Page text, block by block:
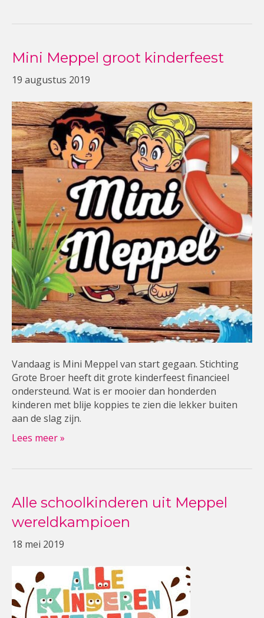
Mini Meppel groot kinderfeest
19 augustus 2019
Vandaag is Mini Meppel van start gegaan. Stichting
Grote Broer heeft dit grote kinderfeest financieel
ondersteund. Wat is er mooier dan honderden
kinderen met blije koppies te zien die lekker buiten
aan de slag zijn.
Lees meer »
Alle schoolkinderen uit Meppel
wereldkampioen
18 mei 2019